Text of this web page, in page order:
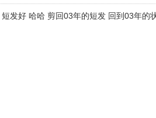
短发好 哈哈 剪回03年的短发 回到03年的